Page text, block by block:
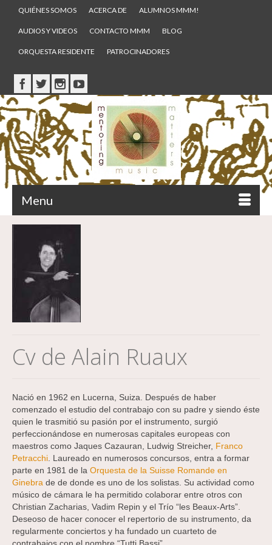
QUIÉNES SOMOS ACERCA DE ALUMNOS MMM!
AUDIOS Y VIDEOS CONTACTO MMM BLOG
ORQUESTA RESIDENTE PATROCINADORES
Menu
Cv de Alain Ruaux
Nació en 1962 en Lucerna, Suiza. Después de haber
comenzado el estudio del contrabajo con su padre y siendo éste
quien le trasmitió su pasión por el instrumento, surgió
perfeccionándose en numerosas capitales europeas con
maestros como Jaques Cazauran, Ludwig Streicher, Franco
Petracchi. Laureado en numerosos concursos, entra a formar
parte en 1981 de la Orquesta de la Suisse Romande en
Ginebra de de donde es uno de los solistas. Su actividad como
músico de cámara le ha permitido colaborar entre otros con
Christian Zacharias, Vadim Repin y el Trío “les Beaux-Arts”.
Deseoso de hacer conocer el repertorio de su instrumento, da
regularmente conciertos y ha fundado un cuarteto de